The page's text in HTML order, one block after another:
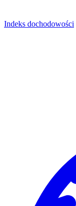
Indeks dochodowości